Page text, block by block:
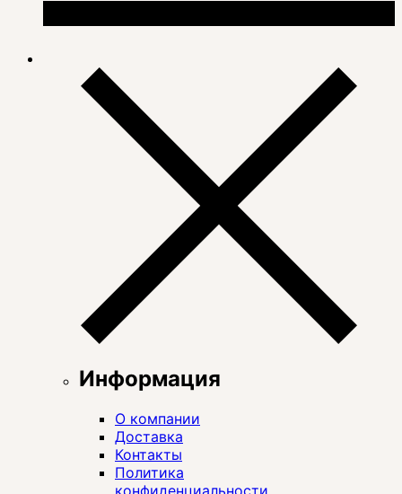
Информация
О компании
Доставка
Контакты
Политика
конфиденциальности